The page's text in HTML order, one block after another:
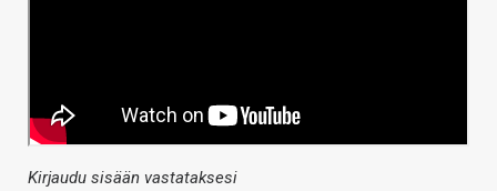
Kirjaudu sisään vastataksesi